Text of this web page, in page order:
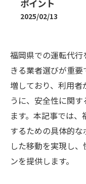
ポイント
2025/02/13
福岡県での運転代
きる業者選びが重
増しており、利用
うに、安全性に関
ます。本記事では
するための具体的
した移動を実現し
ンを提供します。